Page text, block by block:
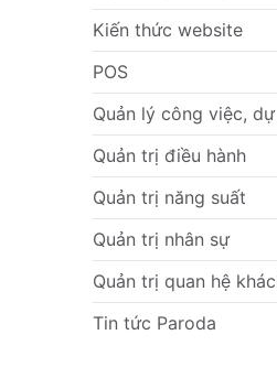
Kiến thức website
POS
Quản lý công việc,
Quản trị điều hành
Quản trị năng suất
Quản trị nhân sự
Quản trị quan hệ
Tin tức Paroda